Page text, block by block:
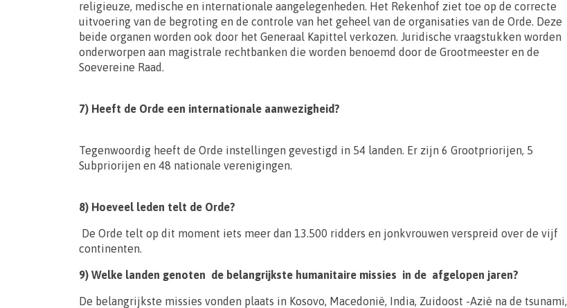
religieuze, medische en internationale aangelegenheden. Het Rekenhof ziet toe op de correcte
uitvoering van de begroting en de controle van het geheel van de organisaties van de Orde. Deze
beide organen worden ook door het Generaal Kapittel verkozen. Juridische vraagstukken worden
onderworpen aan magistrale rechtbanken die worden benoemd door de Grootmeester en de
Soevereine Raad.
7) Heeft de Orde een internationale aanwezigheid?
Tegenwoordig heeft de Orde instellingen gevestigd in 54 landen. Er zijn 6 Grootpriorijen, 5
Subpriorijen en 48 nationale verenigingen.
8) Hoeveel leden telt de Orde?
De Orde telt op dit moment iets meer dan 13.500 ridders en jonkvrouwen verspreid over de vijf
continenten.
9) Welke landen genoten de belangrijkste humanitaire missies in de afgelopen jaren?
De belangrijkste missies vonden plaats in Kosovo, Macedonië, India, Zuidoost -Azië na de tsunami,